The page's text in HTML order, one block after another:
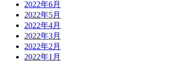
2022年6月
2022年5月
2022年4月
2022年3月
2022年2月
2022年1月